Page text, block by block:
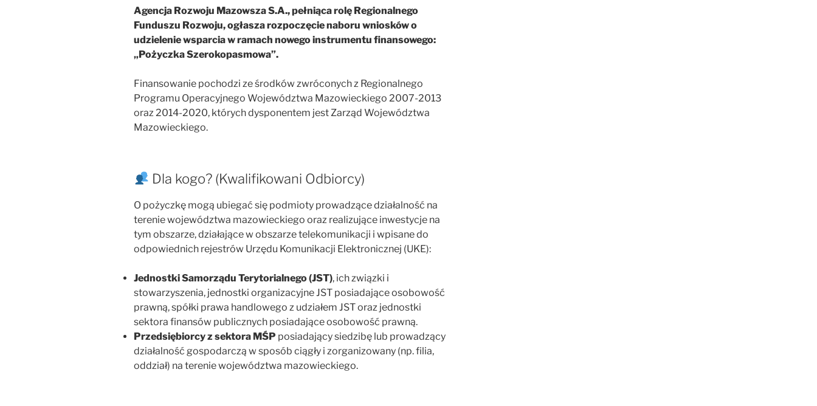
Agencja Rozwoju Mazowsza S.A., pełniąca rolę Regionalnego
Funduszu Rozwoju, ogłasza rozpoczęcie naboru wniosków o
udzielenie wsparcia w ramach nowego instrumentu finansowego:
„Pożyczka Szerokopasmowa”.
Finansowanie pochodzi ze środków zwróconych z Regionalnego
Programu Operacyjnego Województwa Mazowieckiego 2007-2013
oraz 2014-2020, których dysponentem jest Zarząd Województwa
Mazowieckiego.
Dla kogo? (Kwalifikowani Odbiorcy)
O pożyczkę mogą ubiegać się podmioty prowadzące działalność na
terenie województwa mazowieckiego oraz realizujące inwestycje na
tym obszarze, działające w obszarze telekomunikacji i wpisane do
odpowiednich rejestrów Urzędu Komunikacji Elektronicznej (UKE):
Jednostki Samorządu Terytorialnego (JST), ich związki i
stowarzyszenia, jednostki organizacyjne JST posiadające osobowość
prawną, spółki prawa handlowego z udziałem JST oraz jednostki
sektora finansów publicznych posiadające osobowość prawną.
Przedsiębiorcy z sektora MŚP posiadający siedzibę lub prowadzący
działalność gospodarczą w sposób ciągły i zorganizowany (np. filia,
oddział) na terenie województwa mazowieckiego.